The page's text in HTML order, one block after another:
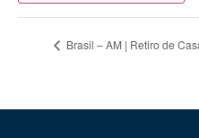
Brasil – AM | Retiro de